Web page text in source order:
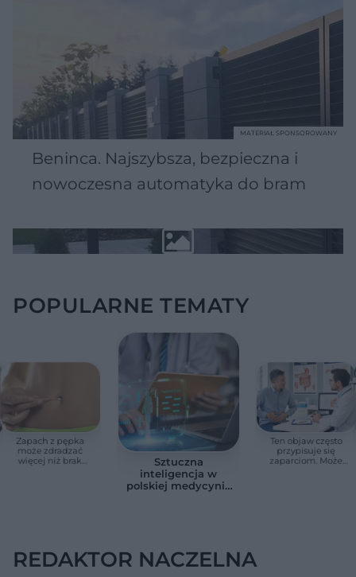
Beninca. Najszybsza, bezpieczna i
nowoczesna automatyka do bram
MATERIAŁ SPONSOROWANY
POPULARNE TEMATY
Zapach z pępka
może zdradzać
więcej niż brak
Sztuczna
inteligencja w
polskiej medycynie
Ten objaw często
przypisuje się
zaparciom. Może
REDAKTOR NACZELNA